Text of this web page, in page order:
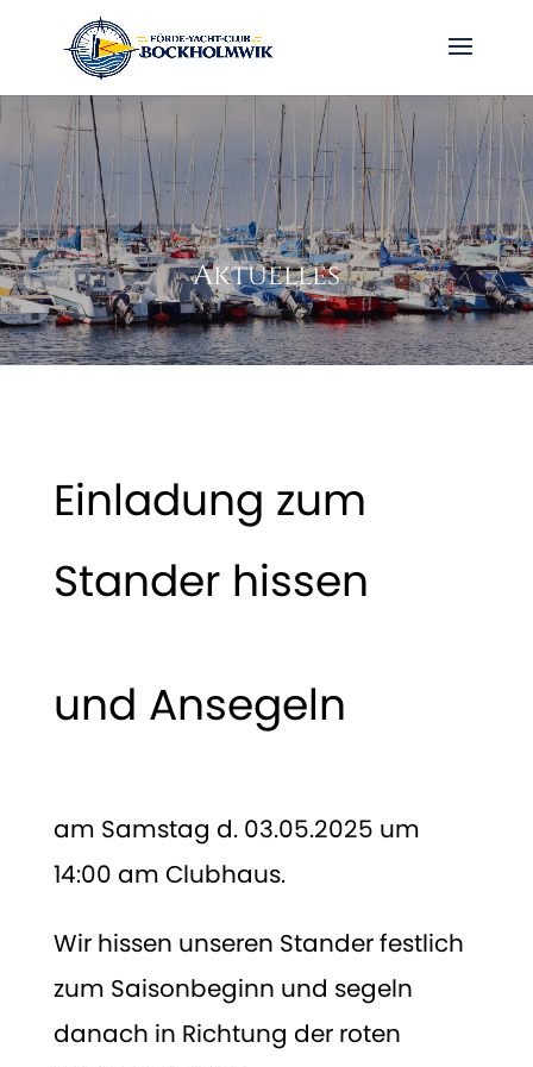
Aktuelles
Einladung zum
Stander hissen
und Ansegeln
am Samstag d. 03.05.2025 um
14:00 am Clubhaus.
Wir hissen unseren Stander festlich
zum Saisonbeginn und segeln
danach in Richtung der roten